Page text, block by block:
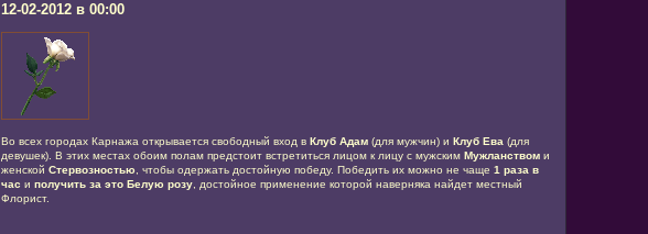
12-02-2012 в 00:00
Во всех городах Карнажа открывается свободный вход в Клуб Адам(для мужчин) и Клуб Ева (для
девушек). В этих местах обоим полам предстоит встретиться лицом к лицу с мужским Мужланствоми
женской Стервозностью , чтобы одержать достойную победу. Победить их можно не чаще 1 раза в
час и получить за это Белую розу, достойное применение которой наверняка найдет местный
Флорист.